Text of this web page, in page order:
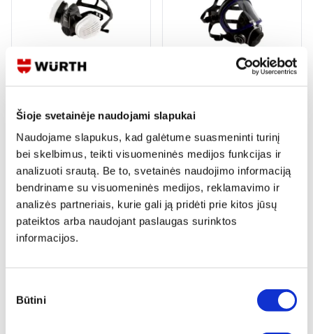
Šioje svetainėje naudojami slapukai
Naudojame slapukus, kad galėtume suasmeninti turinį
bei skelbimus, teikti visuomeninės medijos funkcijas ir
analizuoti srautą. Be to, svetainės naudojimo informaciją
bendriname su visuomeninės medijos, reklamavimo ir
analizės partneriais, kurie gali ją pridėti prie kitos jūsų
pateiktos arba naudojant paslaugas surinktos
informacijos.
pasirinkimas
Būtini
APSAUGINĖ PUSKAUKĖ HM175,
2X KOMBINUOTAS FILTRAS
Peržiūrėti
PILNO VEIDO KAUKĖ VM175, BE
FILTRŲ